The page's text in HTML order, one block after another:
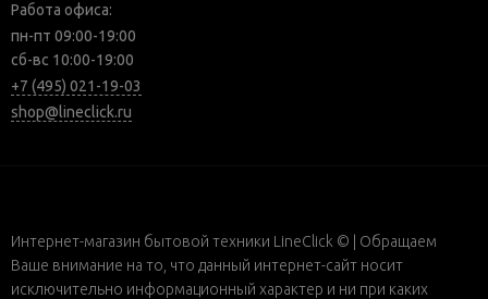
Работа офиса:
пн-пт 09:00-19:00
сб-вс 10:00-19:00
+7 (495) 021-19-03
shop@lineclick.ru
Интернет-магазин бытовой техники LineClick © | Обращаем
Ваше внимание на то, что данный интернет-сайт носит
исключительно информационный характер и ни при каких